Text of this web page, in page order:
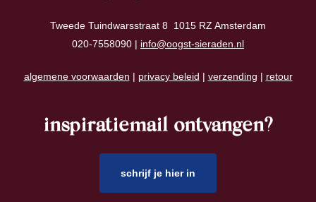
Tweede Tuindwarsstraat 8 1015 RZ Amsterdam
020-7558090 | info@oogst-sieraden.nl
algemene voorwaarden | privacy beleid | verzending | retour
inspiratiemail ontvangen?
schrijf je hier in